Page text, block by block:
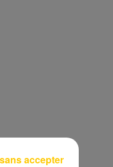
accepter